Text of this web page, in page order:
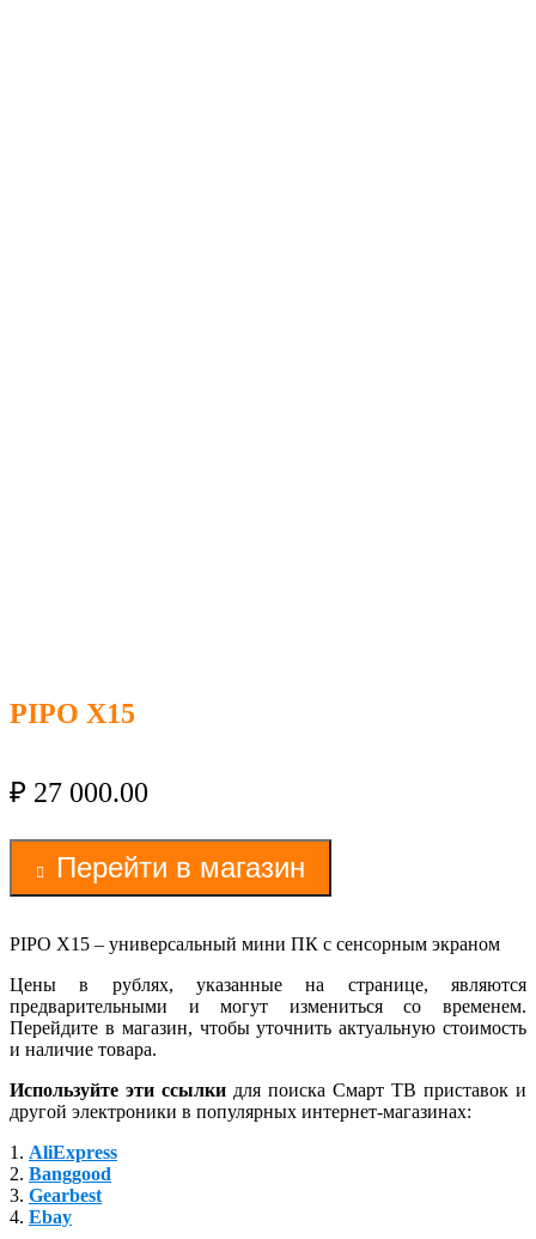
PIPO X15
₽ 27 000.00
Перейти в магазин
PIPO X15 – универсальный мини ПК с сенсорным экраном
Цены в рублях, указанные на странице, являются
предварительными и могут измениться со временем.
Перейдите в магазин, чтобы уточнить актуальную стоимость
и наличие товара.
Используйте эти ссылки для поиска Смарт ТВ приставок и
другой электроники в популярных интернет-магазинах:
1. AliExpress
2. Banggood
3. Gearbest
4. Ebay